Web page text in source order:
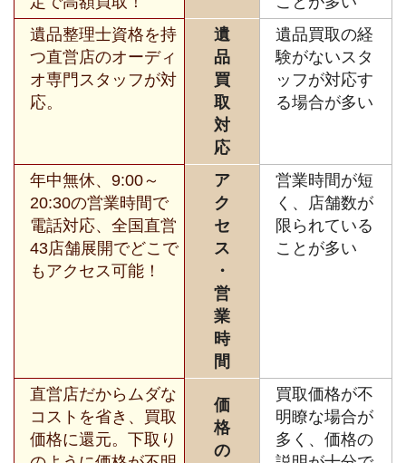
遺品整理士資格を持
つ直営店のオーディ
オ専門スタッフが対
応。
遺
品
買
取
対
応
遺品買取の経
験がないスタ
ッフが対応す
る場合が多い
年中無休、9:00～
20:30の営業時間で
電話対応、全国直営
43店舗展開でどこで
もアクセス可能！
ア
ク
セ
ス
・
営
業
時
間
営業時間が短
く、店舗数が
限られている
ことが多い
直営店だからムダな
コストを省き、買取
価格に還元。下取り
価
格
の
買取価格が不
明瞭な場合が
多く、価格の